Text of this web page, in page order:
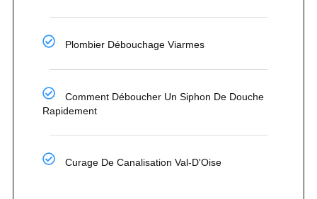
Plombier Débouchage Viarmes
Comment Déboucher Un Siphon De Douche
Rapidement
Curage De Canalisation Val-D'Oise